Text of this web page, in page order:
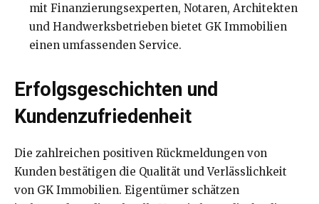
mit Finanzierungsexperten, Notaren, Architekten
und Handwerksbetrieben bietet GK Immobilien
einen umfassenden Service.
Erfolgsgeschichten und
Kundenzufriedenheit
Die zahlreichen positiven Rückmeldungen von
Kunden bestätigen die Qualität und Verlässlichkeit
von GK Immobilien. Eigentümer schätzen